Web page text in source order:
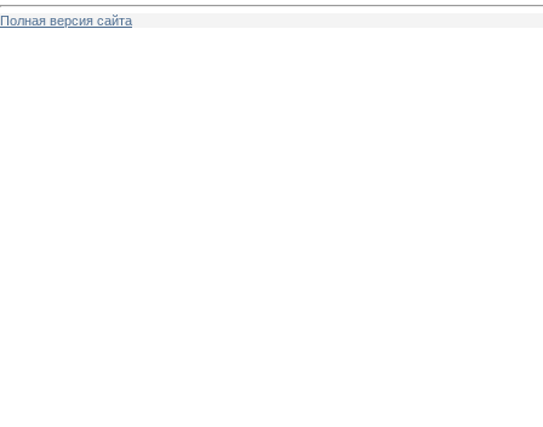
Полная версия сайта